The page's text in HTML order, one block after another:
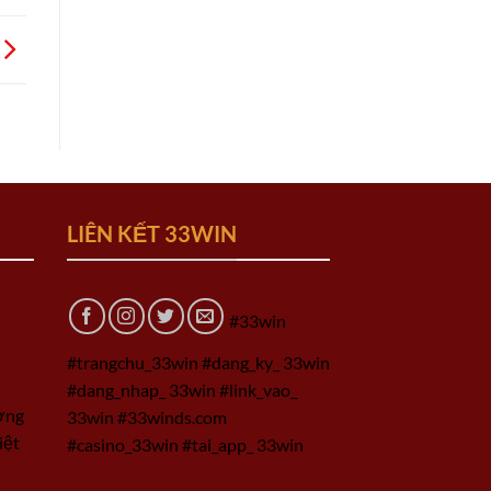
LIÊN KẾT 33WIN
#33win
#trangchu_33win #dang_ky_ 33win
#dang_nhap_ 33win #link_vao_
33win #33winds.com
#casino_33win #tai_app_ 33win